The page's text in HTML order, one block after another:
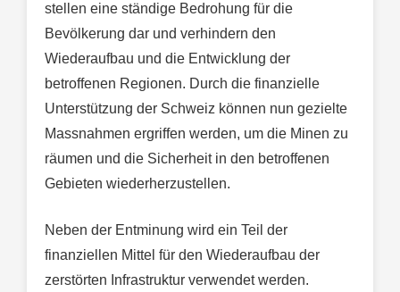
stellen eine ständige Bedrohung für die
Bevölkerung dar und verhindern den
Wiederaufbau und die Entwicklung der
betroffenen Regionen. Durch die finanzielle
Unterstützung der Schweiz können nun gezielte
Massnahmen ergriffen werden, um die Minen zu
räumen und die Sicherheit in den betroffenen
Gebieten wiederherzustellen.
Neben der Entminung wird ein Teil der
finanziellen Mittel für den Wiederaufbau der
zerstörten Infrastruktur verwendet werden.